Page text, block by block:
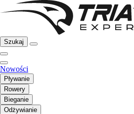
Szukaj
Nowości
Pływanie
Rowery
Bieganie
Odżywianie